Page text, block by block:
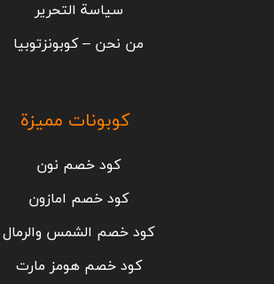
سياسة التحرير
من نحن – كوبونزتوبيا
كوبونات مميزة
كود خصم نون
كود خصم امازون
كود خصم الشمس والرمال
كود خصم هومز مارت